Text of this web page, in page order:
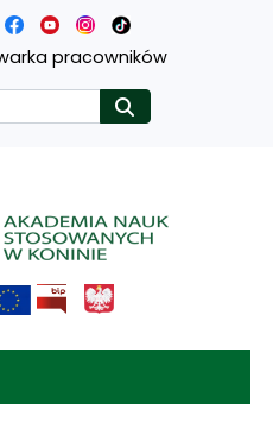
pracowników